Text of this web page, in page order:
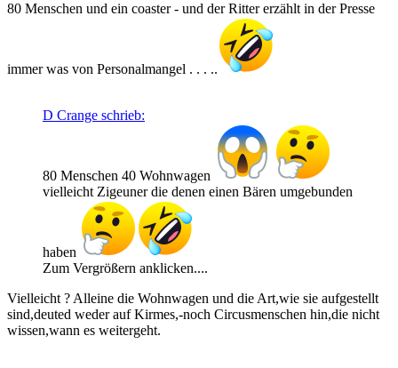
80 Menschen und ein coaster - und der Ritter erzählt in der Presse
immer was von Personalmangel . . . ..
D Crange schrieb:
80 Menschen 40 Wohnwagen
vielleicht Zigeuner die denen einen Bären umgebunden
haben
Zum Vergrößern anklicken....
Vielleicht ? Alleine die Wohnwagen und die Art,wie sie aufgestellt
sind,deuted weder auf Kirmes,-noch Circusmenschen hin,die nicht
wissen,wann es weitergeht.